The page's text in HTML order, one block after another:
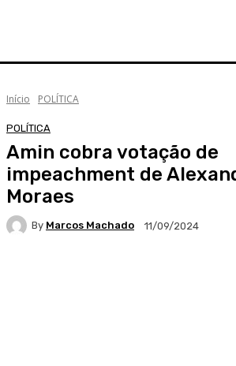
Início POLÍTICA
POLÍTICA
Amin cobra votação de
impeachment de
Moraes
By Marcos Machado 11/09/2024